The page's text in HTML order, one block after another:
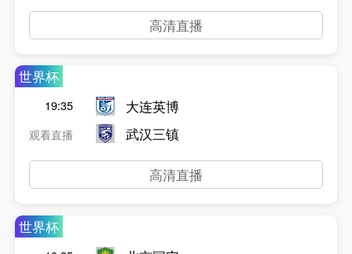
高清直播
世界杯
19:35
观看直播
大连英博
武汉三镇
高清直播
世界杯